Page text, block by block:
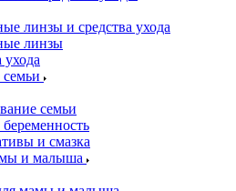
линзы и средства ухода
линзы
ухода
семьи
и смазка
и малыша